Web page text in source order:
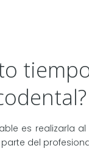
es realizarla
del